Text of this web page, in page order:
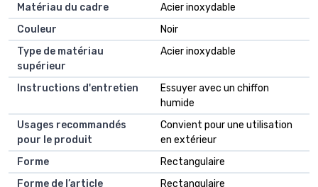
Matériau du cadre
Acier inoxydable
Couleur
Noir
Type de matériau
supérieur
Acier inoxydable
Instructions d'entretien
Essuyer avec un chiffon
humide
Usages recommandés
pour le produit
Convient pour une utilisation
en extérieur
Forme
Rectangulaire
Forme de l’article
Rectangulaire